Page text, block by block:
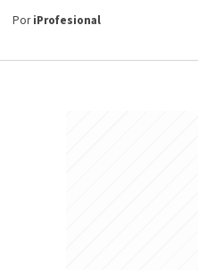
PoriProfesional